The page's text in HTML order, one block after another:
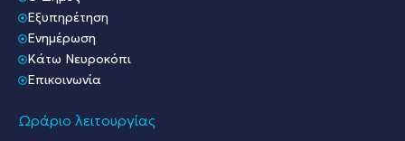
Εξυπηρέτηση
Ενημέρωση
Κάτω Νευροκόπι
Επικοινωνία
Ωράριο λειτουργίας